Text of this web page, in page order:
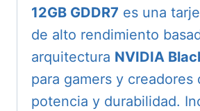
12GB GDDR7 es una
de alto rendimiento
arquitectura NVIDIA
para gamers y creadores
potencia y durabilidad.